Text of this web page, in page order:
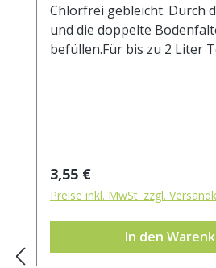
Chlorfrei gebleicht. Durch
und die doppelte
befüllen.Für bis zu 2 Liter
Regulärer Preis:
3,55 €
Preise inkl. MwSt. zzgl.
In den